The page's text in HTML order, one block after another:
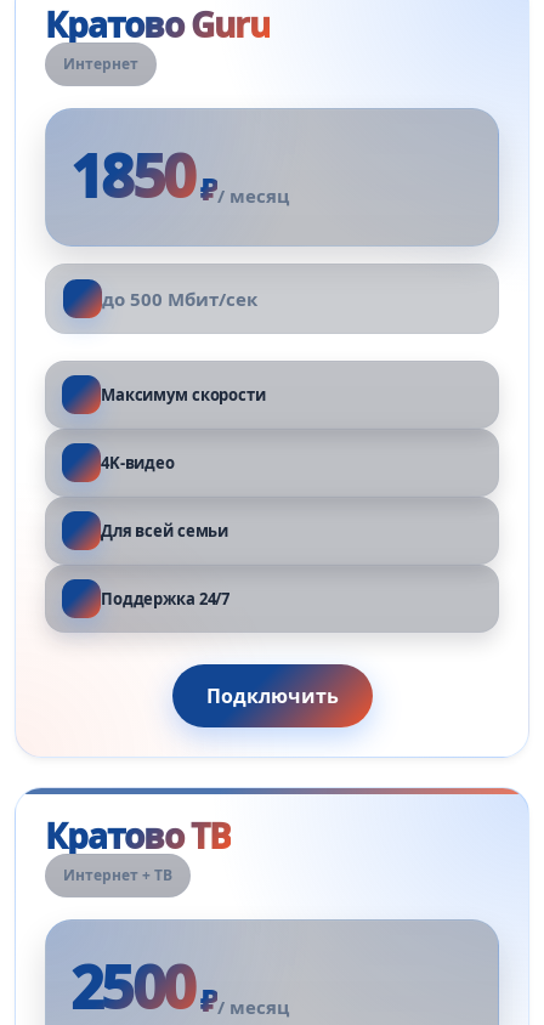
Кратово Guru
Интернет
1850₽/ месяц
до 500 Мбит/сек
Максимум скорости
4K-видео
Для всей семьи
Поддержка 24/7
Подключить
Кратово ТВ
Интернет + ТВ
2500₽/ месяц